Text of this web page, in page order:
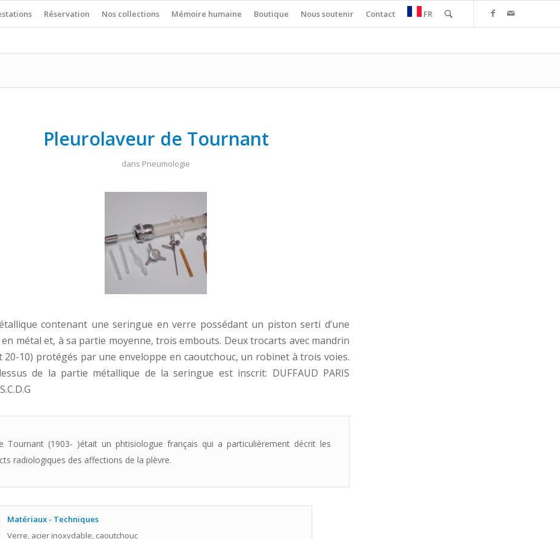
Réservation Nos collections Mémoire humaine Boutique Nous soutenir Contact FR
Pleurolaveur de Tournant
dans Pneumologie
contenant une seringue en verre possédant un piston serti d’une
métal et, à sa partie moyenne, trois embouts. Deux trocarts avec mandrin
20-10) protégés par une enveloppe en caoutchouc, un robinet à trois voies.
de la partie métallique de la seringue est inscrit: DUFFAUD PARIS
Tournant (1903- )était un phtisiologue français qui a particulièrement décrit les
radiologiques des affections de la plèvre.
Matériaux - Techniques
Verre, acier inoxydable, caoutchouc